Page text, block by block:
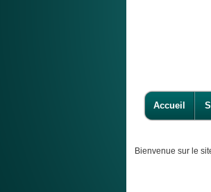
Accueil
Bienvenue sur le